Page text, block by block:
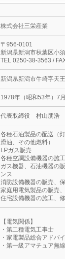
株式会社三栄産業
〒956-0101
新潟県新潟市秋葉区小
TEL 0250-38-3563 /
新潟県新潟市牛崎字天
1978年（昭和53年）7
代表取締役 村山朋浩
各種石油製品の配送（
滑油、その他燃料）
LPガス販売
各種空調設備機器の施
ガス機器、石油機器の
ンス
消防設備機器の販売、
家庭用電気製品の販売
住宅設備機器の施工、
【電気関係】
・第二種電気工事士
・家電製品総合アドバ
・第一級アマチュア無